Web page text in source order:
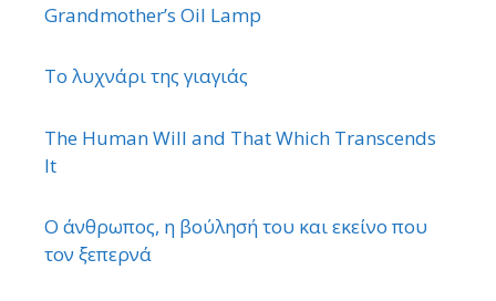
Grandmother’s Oil Lamp
Το λυχνάρι της γιαγιάς
The Human Will and That Which Transcends
It
Ο άνθρωπος, η βούλησή του και εκείνο που
τον ξεπερνά